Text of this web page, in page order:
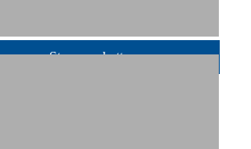
Stauraumbetten